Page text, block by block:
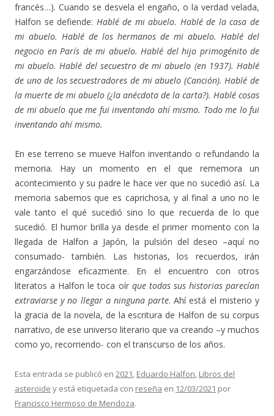
francés…). Cuando se desvela el engaño, o la verdad velada,
Halfon se defiende: Hablé de mi abuelo. Hablé de la casa de
mi abuelo. Hablé de los hermanos de mi abuelo. Hablé del
negocio en París de mi abuelo. Hablé del hijo primogénito de
mi abuelo. Hablé del secuestro de mi abuelo (en 1937). Hablé
de uno de los secuestradores de mi abuelo (Canción). Hablé de
la muerte de mi abuelo (¿la anécdota de la carta?). Hablé cosas
de mi abuelo que me fui inventando ahí mismo. Todo me lo fui
inventando ahí mismo.
En ese terreno se mueve Halfon inventando o refundando la
memoria. Hay un momento en el que rememora un
acontecimiento y su padre le hace ver que no sucedió así. La
memoria sabemos que es caprichosa, y al final a uno no le
vale tanto el qué sucedió sino lo que recuerda de lo que
sucedió. El humor brilla ya desde el primer momento con la
llegada de Halfon a Japón, la pulsión del deseo –aquí no
consumado- también. Las historias, los recuerdos, irán
engarzándose eficazmente. En el encuentro con otros
literatos a Halfon le toca oír que todas sus historias parecían
extraviarse y no llegar a ninguna parte. Ahí está el misterio y
la gracia de la novela, de la escritura de Halfon de su corpus
narrativo, de ese universo literario que va creando –y muchos
como yo, recorriendo- con el transcurso de los años.
Esta entrada se publicó en 2021, Eduardo Halfon, Libros del
asteroide y está etiquetada con reseña en 12/03/2021 por
Francisco Hermoso de Mendoza.